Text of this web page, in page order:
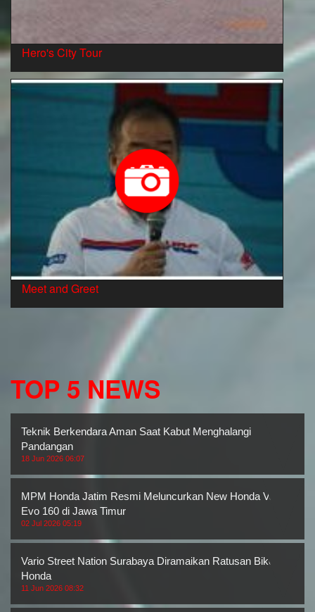
Hero's City Tour
Meet and Greet
TOP 5 NEWS
Teknik Berkendara Aman Saat Kabut Menghalangi
Pandangan
18 Jun 2026 06:07
MPM Honda Jatim Resmi Meluncurkan New Honda Vario
Evo 160 di Jawa Timur
02 Jul 2026 05:19
Vario Street Nation Surabaya Diramaikan Ratusan Bikers
Honda
11 Jun 2026 08:32